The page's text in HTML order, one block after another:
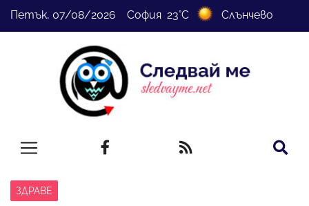
Петък, 07/08/2026 София 23°C Слънчево
ЗДРАВЕ